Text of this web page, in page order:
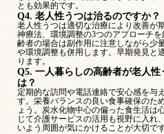
とも効果的です。
Q4. 老人性うつは治るのですか？
老人性うつは適切な治療により改善が
神療法、環境調整の3つのアプローチ
齢者の場合は副作用に注意しながら少
や環境調整も併用します。早期発見と
ります。
Q5. 一人暮らしの高齢者が老人
は？
定期的な訪問や電話連絡で安心感を与
す。栄養バランスの良い食事確保のた
ょう。炭水化物中心の偏った食生活は
じて介護サービスの活用も視野に入れ
いよう周囲が気にかけることが大切です